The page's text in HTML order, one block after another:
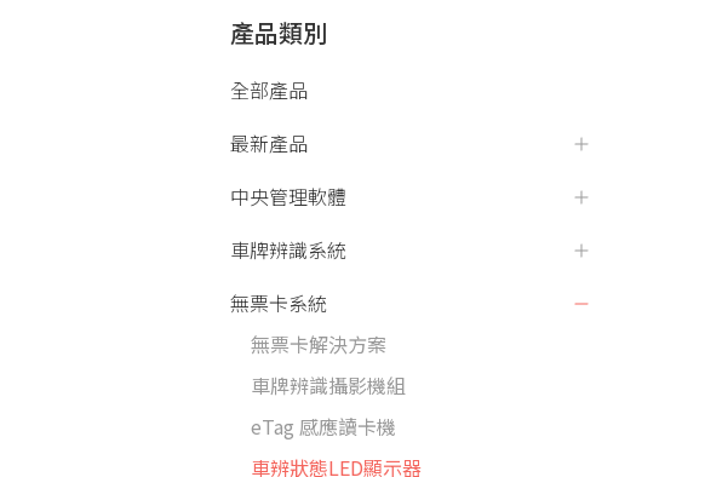
產品類別
全部產品
最新產品
中央管理軟體
車牌辨識系統
無票卡系統
無票卡解決方案
車牌辨識攝影機組
eTag 感應讀卡機
車辨狀態LED顯示器